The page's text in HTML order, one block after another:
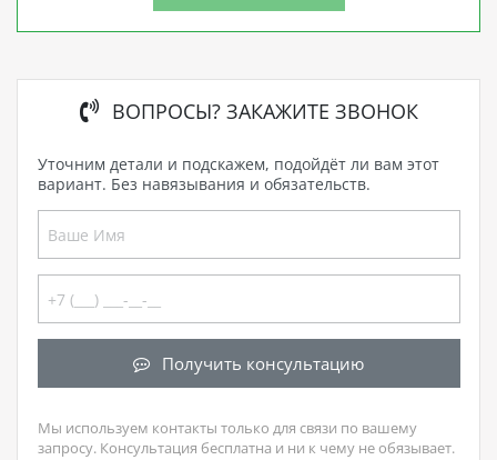
ВОПРОСЫ? ЗАКАЖИТЕ ЗВОНОК
Уточним детали и подскажем, подойдёт ли вам этот
вариант. Без навязывания и обязательств.
Получить консультацию
Мы используем контакты только для связи по вашему
запросу. Консультация бесплатна и ни к чему не обязывает.